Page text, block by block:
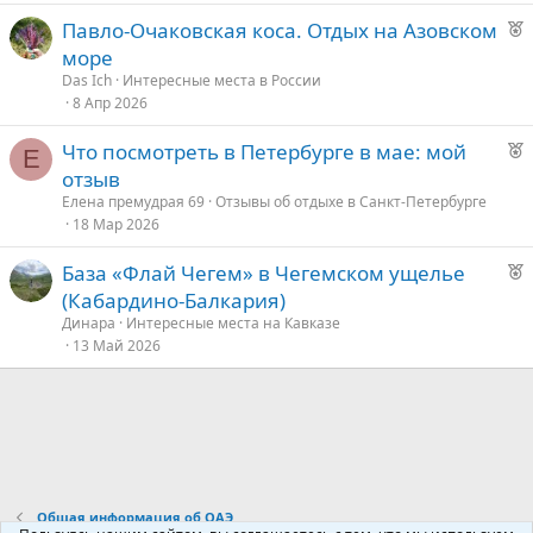
й
Р
е
е
Павло-Очаковская коса. Отдых на Азовском
море
Das Ich Интересные места в России
8 Апр 2026
Е
Р
е
е
Что посмотреть в Петербурге в мае: мой
отзыв
Елена премудрая 69 Отзывы об отдыхе в Санкт-Петербурге
18 Мар 2026
Р
База «Флай Чегем» в Чегемском ущелье
(Кабардино-Балкария)
Динара
Интересные места на Кавказе
13 Май 2026
Общая информация об ОАЭ